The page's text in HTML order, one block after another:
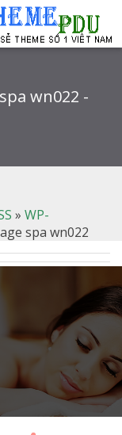
wn022 -
» WP-
spa wn022